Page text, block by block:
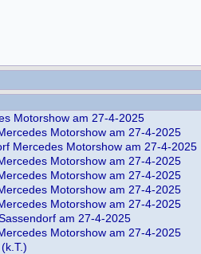
Motorshow am 27-4-2025
Motorshow am 27-4-2025
Mercedes Motorshow am 27-4-2025
Motorshow am 27-4-2025
Motorshow am 27-4-2025
Motorshow am 27-4-2025
Motorshow am 27-4-2025
am 27-4-2025
Motorshow am 27-4-2025